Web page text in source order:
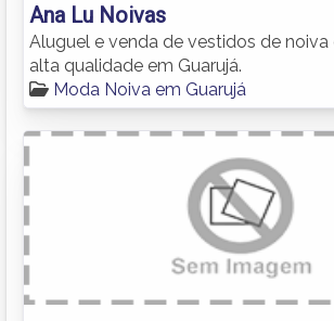
Ana Lu Noivas
Aluguel e venda de vestidos de noiva
alta qualidade em Guarujá.
Moda Noiva em Guarujá